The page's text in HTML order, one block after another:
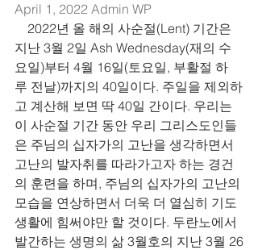
April 1, 2022 Admin WP
2022년 올 해의 사순절(Lent) 기간은
지난 3월 2일 Ash Wednesday(재의 수
요일)부터 4월 16일(토요일, 부활절 하
루 전날)까지의 40일이다. 주일을 제외하
고 계산해 보면 딱 40일 간이다. 우리는
이 사순절 기간 동안 우리 그리스도인들
은 주님의 십자가의 고난을 생각하면서
고난의 발자취를 따라가고자 하는 경건
의 훈련을 하며, 주님의 십자가의 고난의
모습을 연상하면서 더욱 더 열심히 기도
생활에 힘써야만 할 것이다. 두란노에서
발간하는 생명의 삶 3월호의 지난 3월 26